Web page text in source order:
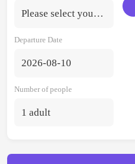
Please select your departure point.
Departure Date
2026-08-10
Number of people
1 adult